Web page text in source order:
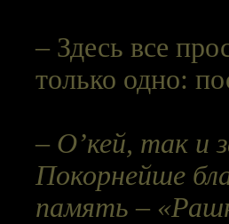
– Здесь все
только одно:
– О’кей, так и
Покорнейше
память –